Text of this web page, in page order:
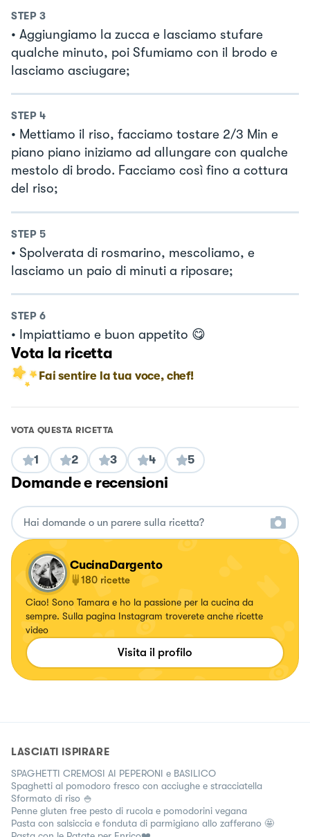
STEP 3
• Aggiungiamo la zucca e lasciamo stufare
qualche minuto, poi Sfumiamo con il brodo e
lasciamo asciugare;
STEP 4
• Mettiamo il riso, facciamo tostare 2/3 Min e
piano piano iniziamo ad allungare con qualche
mestolo di brodo. Facciamo così fino a cottura
del riso;
STEP 5
• Spolverata di rosmarino, mescoliamo, e
lasciamo un paio di minuti a riposare;
STEP 6
• Impiattiamo e buon appetito 😋
Vota la ricetta
Fai sentire la tua voce, chef!
VOTA QUESTA RICETTA
1 2 3 4 5
Domande e recensioni
CucinaDargento
180 ricette
Ciao! Sono Tamara e ho la passione per la cucina da
sempre. Sulla pagina Instagram troverete anche ricette
video
Visita il profilo
LASCIATI ISPIRARE
SPAGHETTI CREMOSI AI PEPERONI e BASILICO
Spaghetti al pomodoro fresco con acciughe e stracciatella
Sformato di riso 🍚
Penne gluten free pesto di rucola e pomodorini vegana
Pasta con salsiccia e fonduta di parmigiano allo zafferano 🤩